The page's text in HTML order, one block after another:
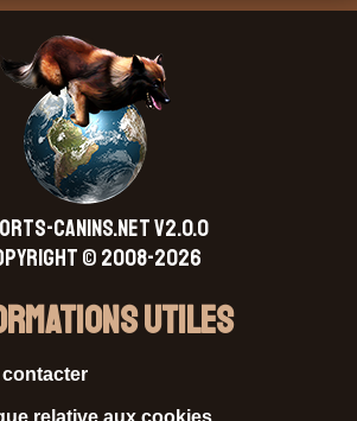
CANINS.NET V2.0.0
© 2008-2026
Utiles
contacter